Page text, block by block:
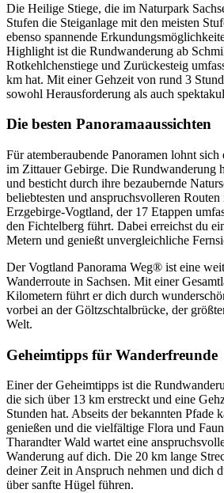
Die Heilige Stiege, die im Naturpark
Stufen die Steiganlage mit den meisten
ebenso spannende
Highlight ist die Rundwanderung ab
Rotkehlchenstiege und Zurückesteig
km hat. Mit einer Gehzeit von rund 3
sowohl Herausforderung als auch
Die besten Panoramaaussichten
Für atemberaubende Panoramen lohnt
im Zittauer Gebirge. Die Rundwanderung
und besticht durch ihre bezaubernde
beliebtesten und anspruchsvolleren
Erzgebirge-Vogtland, der 17 Etappen
den Fichtelberg führt. Dabei erreichst du
Metern und genießt unvergleichliche
Der Vogtland Panorama Weg® ist eine
Wanderroute in Sachsen. Mit einer
Kilometern führt er dich durch
vorbei an der Göltzschtalbrücke, der
Welt.
Geheimtipps für Wanderfreunde
Einer der Geheimtipps ist die
die sich über 13 km erstreckt und eine
Stunden hat. Abseits der bekannten Pfade
genießen und die vielfältige Flora und
Tharandter Wald wartet eine
Wanderung auf dich. Die 20 km lange
deiner Zeit in Anspruch nehmen und dich
über sanfte Hügel führen.